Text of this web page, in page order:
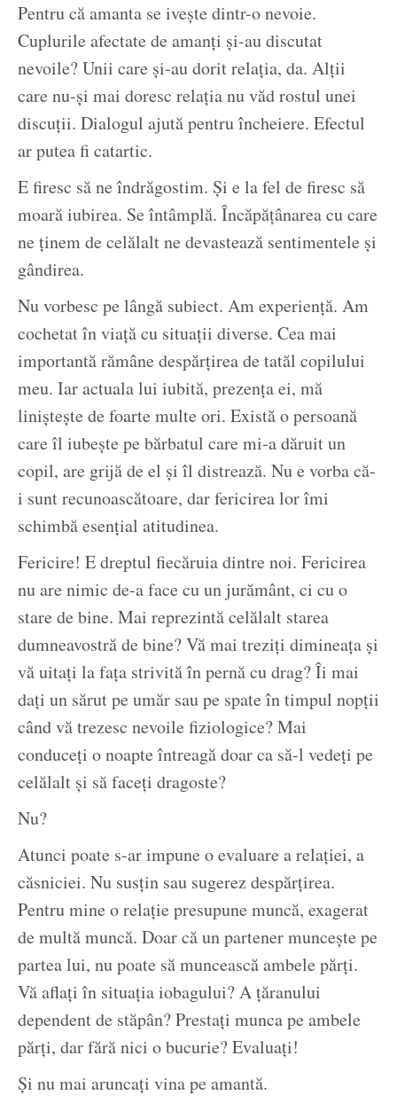
Pentru că amanta se ivește dintr-o nevoie.
Cuplurile afectate de amanți și-au discutat
nevoile? Unii care și-au dorit relația, da. Alții
care nu-și mai doresc relația nu văd rostul unei
discuții. Dialogul ajută pentru încheiere. Efectul
ar putea fi catartic.
E firesc să ne îndrăgostim. Și e la fel de firesc să
moară iubirea. Se întâmplă. Încăpățânarea cu care
ne ținem de celălalt ne devastează sentimentele și
gândirea.
Nu vorbesc pe lângă subiect. Am experiență. Am
cochetat în viață cu situații diverse. Cea mai
importantă rămâne despărțirea de tatăl copilului
meu. Iar actuala lui iubită, prezența ei, mă
liniștește de foarte multe ori. Există o persoană
care îl iubește pe bărbatul care mi-a dăruit un
copil, are grijă de el și îl distrează. Nu e vorba că-
i sunt recunoascătoare, dar fericirea lor îmi
schimbă esențial atitudinea.
Fericire! E dreptul fiecăruia dintre noi. Fericirea
nu are nimic de-a face cu un jurământ, ci cu o
stare de bine. Mai reprezintă celălalt starea
dumneavostră de bine? Vă mai treziți dimineața și
vă uitați la fața strivită în pernă cu drag? Îi mai
dați un sărut pe umăr sau pe spate în timpul nopții
când vă trezesc nevoile fiziologice? Mai
conduceți o noapte întreagă doar ca să-l vedeți pe
celălalt și să faceți dragoste?
Nu?
Atunci poate s-ar impune o evaluare a relației, a
căsniciei. Nu susțin sau sugerez despărțirea.
Pentru mine o relație presupune muncă, exagerat
de multă muncă. Doar că un partener muncește pe
partea lui, nu poate să muncească ambele părți.
Vă aflați în situația iobagului? A țăranului
dependent de stăpân? Prestați munca pe ambele
părți, dar fără nici o bucurie? Evaluați!
Și nu mai aruncați vina pe amantă.